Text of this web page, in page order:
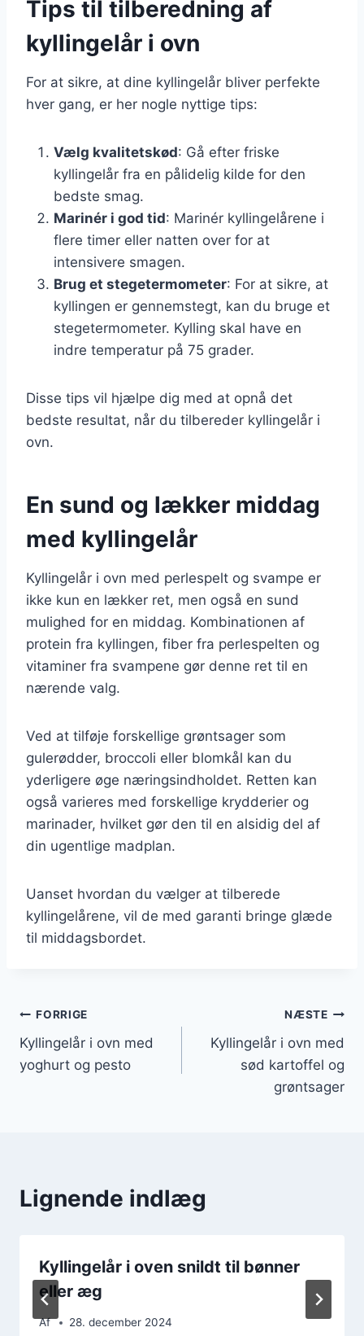
Tips til tilberedning af
kyllingelår i ovn
For at sikre, at dine kyllingelår bliver perfekte
hver gang, er her nogle nyttige tips:
Vælg kvalitetskød: Gå efter friske
kyllingelår fra en pålidelig kilde for den
bedste smag.
Marinér i god tid: Marinér kyllingelårene i
flere timer eller natten over for at
intensivere smagen.
Brug et stegetermometer: For at sikre, at
kyllingen er gennemstegt, kan du bruge et
stegetermometer. Kylling skal have en
indre temperatur på 75 grader.
Disse tips vil hjælpe dig med at opnå det
bedste resultat, når du tilbereder kyllingelår i
ovn.
En sund og lækker middag
med kyllingelår
Kyllingelår i ovn med perlespelt og svampe er
ikke kun en lækker ret, men også en sund
mulighed for en middag. Kombinationen af
protein fra kyllingen, fiber fra perlespelten og
vitaminer fra svampene gør denne ret til en
nærende valg.
Ved at tilføje forskellige grøntsager som
gulerødder, broccoli eller blomkål kan du
yderligere øge næringsindholdet. Retten kan
også varieres med forskellige krydderier og
marinader, hvilket gør den til en alsidig del af
din ugentlige madplan.
Uanset hvordan du vælger at tilberede
kyllingelårene, vil de med garanti bringe glæde
til middagsbordet.
Indlægsnavigation
FORRIGE
Kyllingelår i ovn med
yoghurt og pesto
NÆSTE
Kyllingelår i ovn med
sød kartoffel og
grøntsager
Lignende indlæg
Kyllingelår i oven snildt til bønner
eller æg
Af 28. december 2024